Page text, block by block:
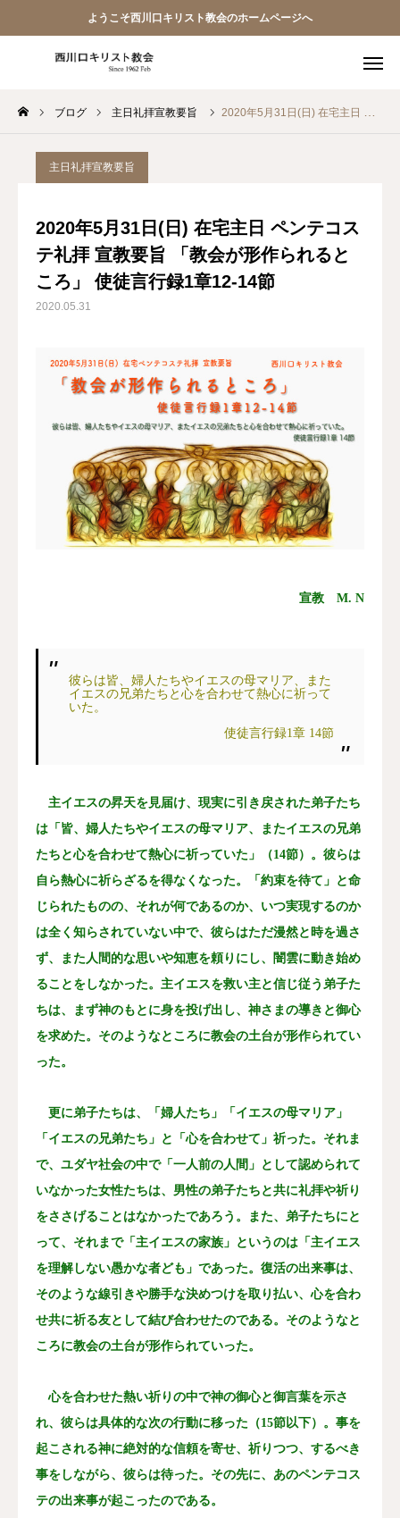
ようこそ西川口キリスト教会のホームページへ
ブログ 主日礼拝宣教要旨 2020年5月31日(日) 在宅主日 ペンテコステ礼拝 宣教要旨 「教会が形作られるところ」 使徒言行録1章12-14節
主日礼拝宣教要旨
2020年5月31日(日) 在宅主日 ペンテコス
テ礼拝 宣教要旨 「教会が形作られると
ころ」 使徒言行録1章12-14節
2020.05.31
宣教 M. N
彼らは皆、婦人たちやイエスの母マリア、また
イエスの兄弟たちと心を合わせて熱心に祈って
いた。
使徒言行録1章 14節
主イエスの昇天を見届け、現実に引き戻された弟子たち
は「皆、婦人たちやイエスの母マリア、またイエスの兄弟
たちと心を合わせて熱心に祈っていた」（14節）。彼らは
自ら熱心に祈らざるを得なくなった。「約束を待て」と命
じられたものの、それが何であるのか、いつ実現するのか
は全く知らされていない中で、彼らはただ漫然と時を過さ
ず、また人間的な思いや知恵を頼りにし、闇雲に動き始め
ることをしなかった。主イエスを救い主と信じ従う弟子た
ちは、まず神のもとに身を投げ出し、神さまの導きと御心
を求めた。そのようなところに教会の土台が形作られてい
った。
更に弟子たちは、「婦人たち」「イエスの母マリア」
「イエスの兄弟たち」と「心を合わせて」祈った。それま
で、ユダヤ社会の中で「一人前の人間」として認められて
いなかった女性たちは、男性の弟子たちと共に礼拝や祈り
をささげることはなかったであろう。また、弟子たちにと
って、それまで「主イエスの家族」というのは「主イエス
を理解しない愚かな者ども」であった。復活の出来事は、
そのような線引きや勝手な決めつけを取り払い、心を合わ
せ共に祈る友として結び合わせたのである。そのようなと
ころに教会の土台が形作られていった。
心を合わせた熱い祈りの中で神の御心と御言葉を示さ
れ、彼らは具体的な次の行動に移った（15節以下）。事を
起こされる神に絶対的な信頼を寄せ、祈りつつ、するべき
事をしながら、彼らは待った。その先に、あのペンテコス
テの出来事が起こったのである。
教会員ページ
ようこそ桜並木の教会へ
西川口キリスト教会 信仰告白
案内･地図